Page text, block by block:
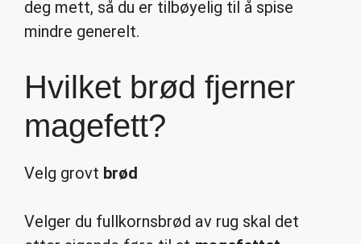
deg mett, så du er tilbøyelig til å spise
mindre generelt.
Hvilket brød fjerner
magefett?
Velg grovt brød
Velger du fullkornsbrød av rug skal det